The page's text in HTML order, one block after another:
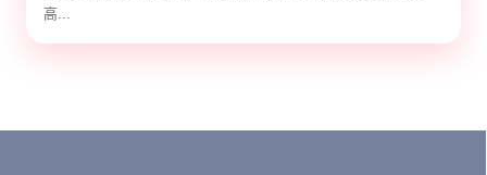
高...